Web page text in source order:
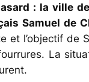
: la ville
Samuel de
et l’objectif de
La